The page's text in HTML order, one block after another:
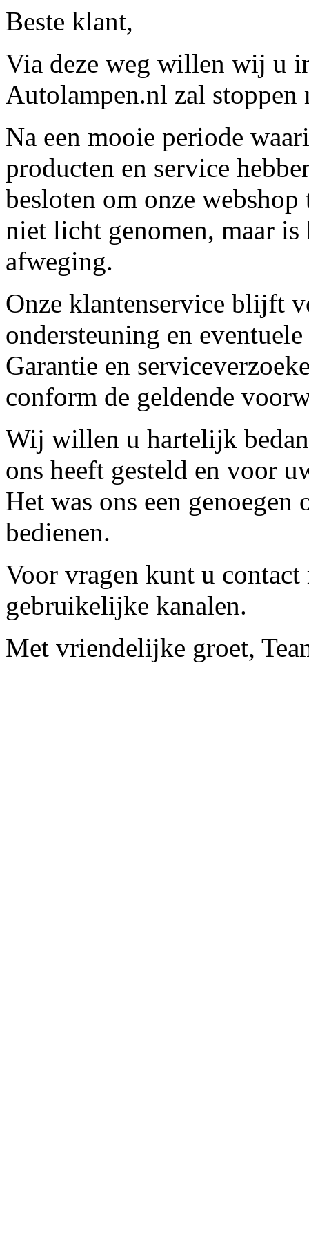
Beste klant,
Via deze weg willen wij u
Autolampen.nl zal stoppen
Na een mooie periode
producten en service
besloten om onze
niet licht genomen, maar
afweging.
Onze klantenservice blijft
ondersteuning en
Garantie en
conform de geldende
Wij willen u hartelijk
ons heeft gesteld en voor
Het was ons een
bedienen.
Voor vragen kunt u contact
gebruikelijke kanalen.
Met vriendelijke groet,